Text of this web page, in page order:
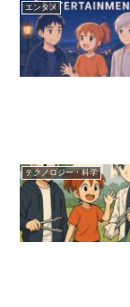
エンタメ
テクノロジー・科学